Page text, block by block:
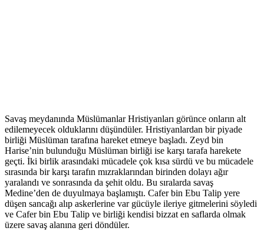
Savaş meydanında Müslümanlar Hristiyanları görünce onların alt
edilemeyecek olduklarını düşündüler. Hristiyanlardan bir piyade
birliği Müslüman tarafına hareket etmeye başladı. Zeyd bin
Harise’nin bulunduğu Müslüman birliği ise karşı tarafa harekete
geçti. İki birlik arasındaki mücadele çok kısa sürdü ve bu mücadele
sırasında bir karşı tarafın mızraklarından birinden dolayı ağır
yaralandı ve sonrasında da şehit oldu. Bu sıralarda savaş
Medine’den de duyulmaya başlamıştı. Cafer bin Ebu Talip yere
düşen sancağı alıp askerlerine var gücüyle ileriye gitmelerini söyledi
ve Cafer bin Ebu Talip ve birliği kendisi bizzat en saflarda olmak
üzere savaş alanına geri döndüler.